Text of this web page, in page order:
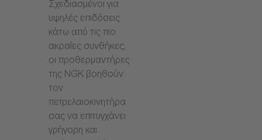
Σχεδιασμένοι για
υψηλές επιδόσεις
κάτω από τις πιο
ακραίες συνθήκες,
οι προθερμαντήρες
της NGK βοηθούν
τον
πετρελαιοκινητήρα
σας να επιτυγχάνει
γρήγορη και